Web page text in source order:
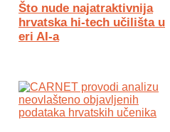
Što nude najatraktivnija
hrvatska hi-tech učilišta u
eri AI-a